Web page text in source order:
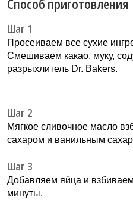
Способ приготовления
Шаг 1
Просеиваем все сухие
Смешиваем какао, муку,
разрыхлитель Dr. Bakers.
Шаг 2
Мягкое сливочное масло
сахаром и ванильным
Шаг 3
Добавляем яйца и
минуты.